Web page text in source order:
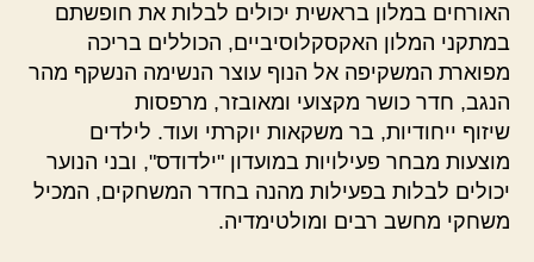
האורחים במלון בראשית יכולים לבלות את חופשתם
במתקני המלון האקסקלוסיביים, הכוללים בריכה
מפוארת המשקיפה אל הנוף עוצר הנשימה הנשקף מהר
הנגב, חדר כושר מקצועי ומאובזר, מרפסות
שיזוף ייחודיות, בר משקאות יוקרתי ועוד. לילדים
מוצעות מבחר פעילויות במועדון "ילדודס", ובני הנוער
יכולים לבלות בפעילות מהנה בחדר המשחקים, המכיל
משחקי מחשב רבים ומולטימדיה.